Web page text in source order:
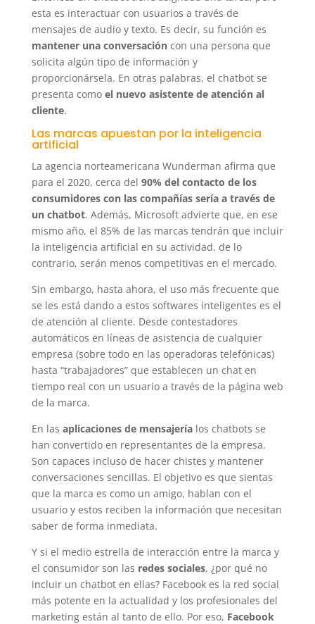
esta es interactuar con usuarios a través de
mensajes de audio y texto. Es decir, su función es
mantener una conversacióncon una persona que
solicita algún tipo de información y
proporcionársela. En otras palabras, el chatbot se
presenta como el nuevo asistente de atención al
cliente.
Las marcas apuestan por la inteligencia
artificial
La agencia norteamericana Wunderman afirma que
para el 2020, cerca del 90% del contacto de los
consumidores con las compañías sería a través de
un chatbot. Además, Microsoft advierte que, en ese
mismo año, el 85% de las marcas tendrán que incluir
la inteligencia artificial en su actividad, de lo
contrario, serán menos competitivas en el mercado.
Sin embargo, hasta ahora, el uso más frecuente que
se les está dando a estos softwares inteligentes es el
de atención al cliente. Desde contestadores
automáticos en líneas de asistencia de cualquier
empresa (sobre todo en las operadoras telefónicas)
hasta “trabajadores” que establecen un chat en
tiempo real con un usuario a través de la página web
de la marca.
En las aplicaciones de mensajeríalos chatbots se
han convertido en representantes de la empresa.
Son capaces incluso de hacer chistes y mantener
conversaciones sencillas. El objetivo es que sientas
que la marca es como un amigo, hablan con el
usuario y estos reciben la información que necesitan
saber de forma inmediata.
Y si el medio estrella de interacción entre la marca y
el consumidor son las redes sociales, ¿por qué no
incluir un chatbot en ellas? Facebook es la red social
más potente en la actualidad y los profesionales del
marketing están al tanto de ello. Por eso, Facebook